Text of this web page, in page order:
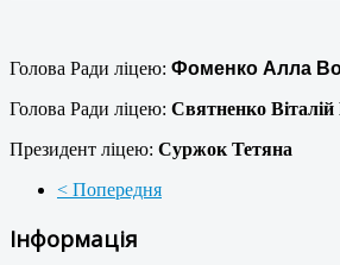
Голова Ради ліцею: Фоменко Алла
Голова Ради ліцею: Святненко
Президент ліцею: Суржок Тетяна
< Попередня
Інформація